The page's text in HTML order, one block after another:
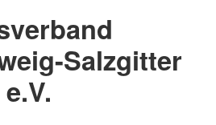
Salzgitter
e.V.